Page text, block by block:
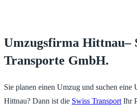
Umzugsfirma Hittnau–
Transporte GmbH.
Sie planen einen Umzug und suchen eine
Hittnau? Dann ist die Swiss Transport Ihr